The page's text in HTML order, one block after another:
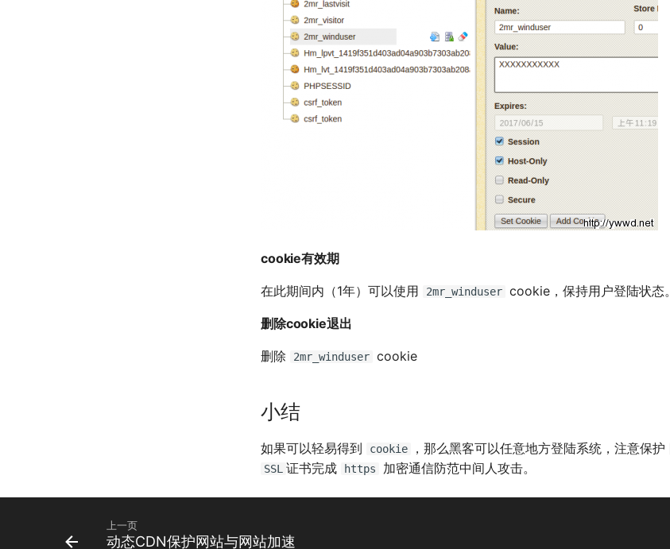
cookie有效期
在此期间内（1年）可以使用 2mr_winduser cookie，保持用户登陆状态。
删除cookie退出
删除 2mr_winduser cookie
小结
如果可以轻易得到 cookie ，那么黑客可以任意地方登陆系统，注意保护
SSL 证书完成 https 加密通信防范中间人攻击。
上一页
动态CDN保护网站与网站加速